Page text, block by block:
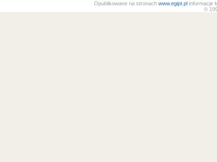
Opublikowane na stronach www.egipt.pl informacje
©